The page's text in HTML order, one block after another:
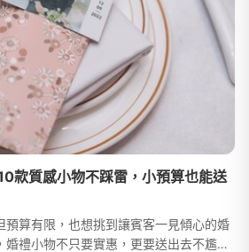
款質感小物不踩雷，小預算也能送
預算有限，也想挑到讓賓客一見傾心的婚
婚禮小物不只要實惠，更要送出去不尷